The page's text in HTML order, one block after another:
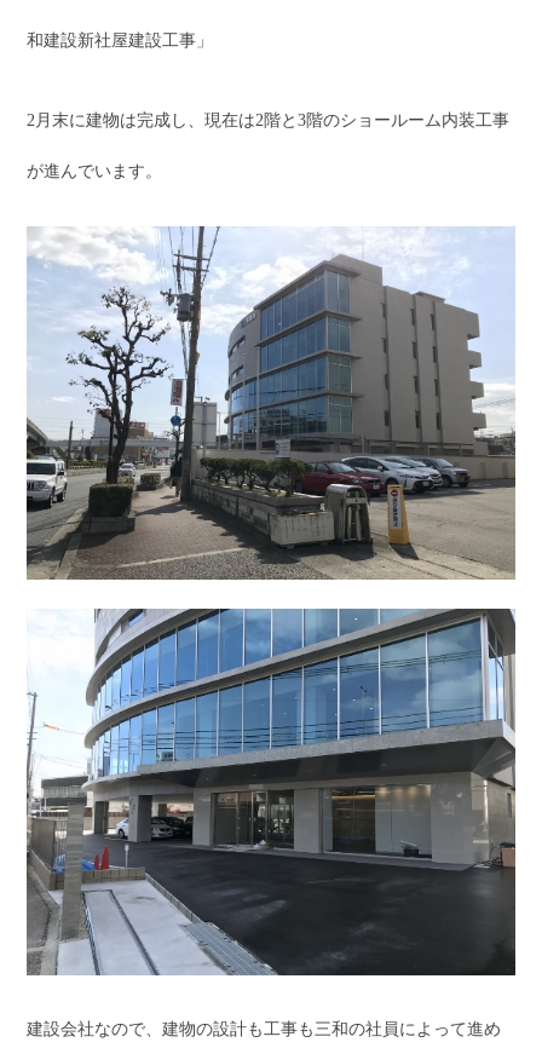
和建設新社屋建設工事」
2月末に建物は完成し、現在は2階と3階のショールーム内装工事
が進んでいます。
建設会社なので、建物の設計も工事も三和の社員によって進め